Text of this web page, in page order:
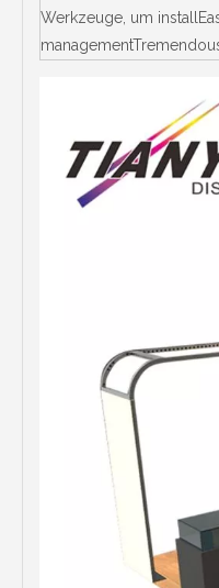
Werkzeuge, um